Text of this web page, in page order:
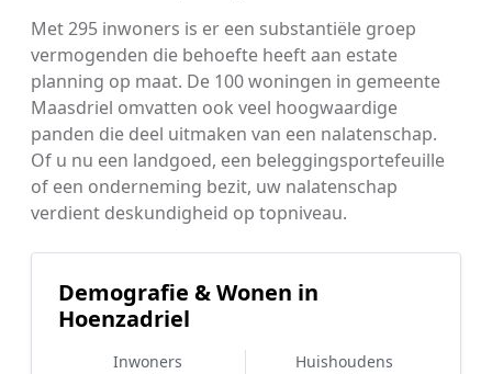
Met 295 inwoners is er een substantiële groep
vermogenden die behoefte heeft aan estate
planning op maat. De 100 woningen in gemeente
Maasdriel omvatten ook veel hoogwaardige
panden die deel uitmaken van een nalatenschap.
Of u nu een landgoed, een beleggingsportefeuille
of een onderneming bezit, uw nalatenschap
verdient deskundigheid op topniveau.
Demografie & Wonen in
Hoenzadriel
Inwoners Huishoudens